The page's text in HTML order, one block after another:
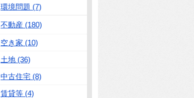
環境問題 (7)
不動産 (180)
空き家 (10)
土地 (36)
中古住宅 (8)
賃貸等 (4)